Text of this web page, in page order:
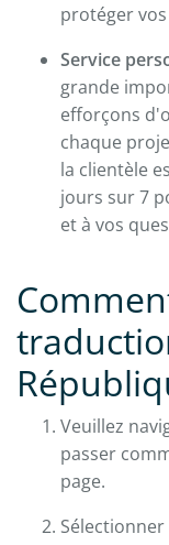
protéger
Service
grande
efforçons
chaque
la clientèle
jours sur 7
et à vos
Veuillez
passer
page.
Sélectionner